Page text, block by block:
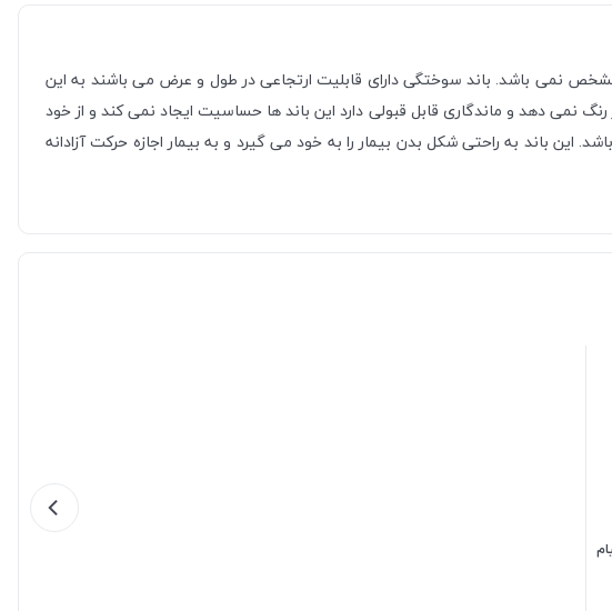
نمی باشد. باند سوختگی دارای قابلیت ارتجاعی در طول و عرض می باشند به این
دهد و ماندگاری قابل قبولی دارد این باند ها حساسیت ایجاد نمی کند و از خود
و عاری از هر گونه بو و لکه می باشد. باند سوختگی زبر و خشن نمی باشد و قابلیت ارتجاعی آن تا 30 % می باشد. این باند به راحتی شکل بدن بیمار را به خود می گیرد و به بیمار اجازه حرکت آزادانه